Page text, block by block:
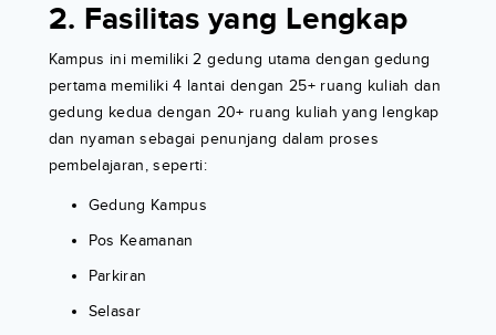
2. Fasilitas yang Lengkap
Kampus ini memiliki 2 gedung utama dengan gedung
pertama memiliki 4 lantai dengan 25+ ruang kuliah dan
gedung kedua dengan 20+ ruang kuliah yang lengkap
dan nyaman sebagai penunjang dalam proses
pembelajaran, seperti:
Gedung Kampus
Pos Keamanan
Parkiran
Selasar